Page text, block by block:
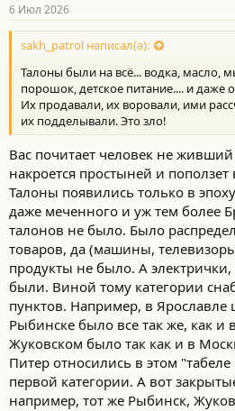
н
о
с
и
:
6 Июл 2026
sakh_patrol написал(а):
Талоны были на всё... водка, масло,
порошок, детское питание.... и даже
Их продавали, их воровали, ими
их подделывали. Это зло!
Вас почитает человек не
накроется простыней и
Талоны появились только в
даже меченного и уж тем более
талонов не было. Было
товаров, да (машины,
продукты не было. А
были. Виной тому категории
пунктов. Например, в Ярославле
Рыбинске было все так же, как и
Жуковском было так как и в
Питер относились в этом "табеле
первой категории. А вот
например, тот же Рыбинск,